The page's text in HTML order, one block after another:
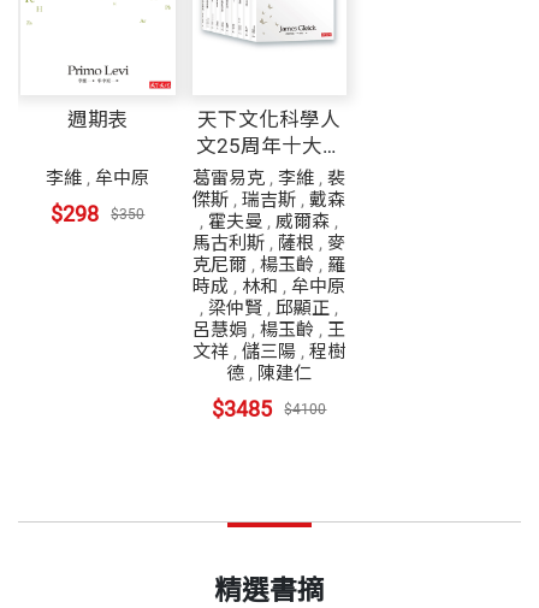
週期表
李維 ,牟中原
$298 $350
天下文化科學人
文25周年十大經
典套書
葛雷易克 ,李維 ,裴
傑斯 ,瑞吉斯 ,戴森
, 霍夫曼 ,威爾森 ,
馬古利斯 ,薩根 ,麥
克尼爾 ,楊玉齡 , 羅
時成 , 林和 ,牟中原
,梁仲賢 ,邱顯正 ,
呂慧娟 ,楊玉齡 ,王
文祥 ,儲三陽 ,程樹
德 , 陳建仁
$3485 $4100
精選書摘